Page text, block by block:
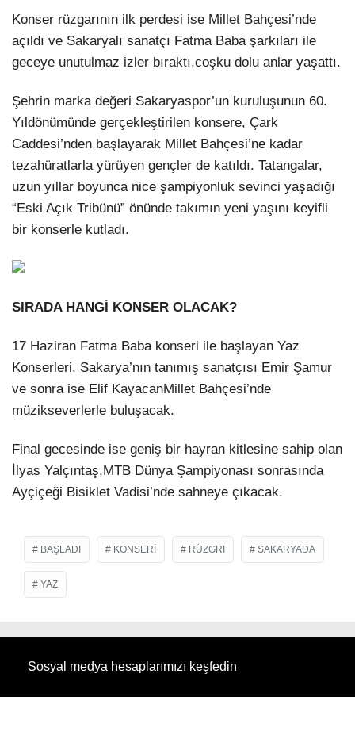
Konser rüzgarının ilk perdesi ise Millet Bahçesi’nde
açıldı ve Sakaryalı sanatçı Fatma Baba şarkıları ile
geceye unutulmaz izler bıraktı,coşku dolu anlar yaşattı.
Şehrin marka değeri Sakaryaspor’un kuruluşunun 60.
Yıldönümünde gerçekleştirilen konsere, Çark
Caddesi’nden başlayarak Millet Bahçesi’ne kadar
tezahüratlarla yürüyen gençler de katıldı. Tatangalar,
uzun yıllar boyunca nice şampiyonluk sevinci yaşadığı
“Eski Açık Tribünü” önünde takımın yeni yaşını keyifli
bir konserle kutladı.
SIRADA HANGİ KONSER OLACAK?
17 Haziran Fatma Baba konseri ile başlayan Yaz
Konserleri, Sakarya’nın tanımış sanatçısı Emir Şamur
ve sonra ise Elif KayacanMillet Bahçesi’nde
müzikseverlerle buluşacak.
Final gecesinde ise geniş bir hayran kitlesine sahip olan
İlyas Yalçıntaş,MTB Dünya Şampiyonası sonrasında
Ayçiçeği Bisiklet Vadisi’nde sahneye çıkacak.
BAŞLADI KONSERI RÜZGRI SAKARYADA
YAZ
Sosyal medya hesaplarımızı keşfedin